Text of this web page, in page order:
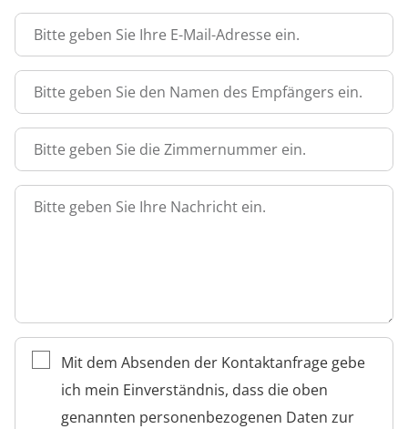
Bitte geben Sie Ihre E-Mail-Adresse ein.
Bitte geben Sie den Namen des Empfängers ein.
Bitte geben Sie die Zimmernummer ein.
Bitte geben Sie Ihre Nachricht ein.
Mit dem Absenden der Kontaktanfrage gebe
ich mein Einverständnis, dass die oben
genannten personenbezogenen Daten zur